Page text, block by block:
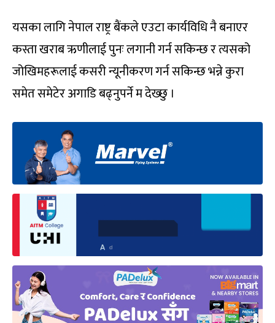
यसका लागि नेपाल राष्ट्र बैंकले एउटा कार्यविधि नै बनाएर
कस्ता खराब ऋणीलाई पुनः लगानी गर्न सकिन्छ र त्यसको
जोखिमहरूलाई कसरी न्यूनीकरण गर्न सकिन्छ भन्ने कुरा
समेत समेटेर अगाडि बढ्नुपर्ने म देख्छु ।